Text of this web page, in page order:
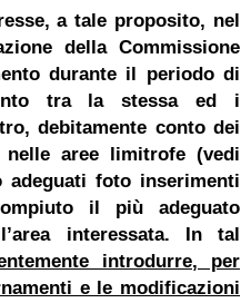
a tale proposito, nel
della Commissione
durante il periodo di
tra la stessa ed i
debitamente conto dei
aree limitrofe (vedi
adeguati foto inserimenti
il più adeguato
interessata. In tal
introdurre, per
e le modificazioni